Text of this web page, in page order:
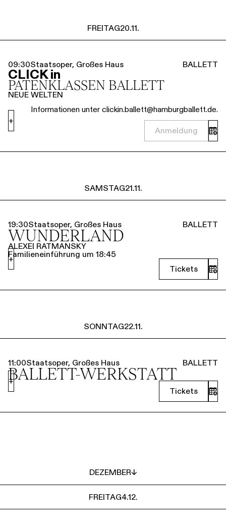
FREITAG20.11.
09:30Staatsoper, Großes Haus BALLETT
CLICK in
PATENKLASSEN BALLETT
NEUE WELTEN
Informationen unter clickin.ballett@hamburgballett.de.
Anmeldung
+
SAMSTAG21.11.
19:30Staatsoper, Großes Haus BALLETT
WUNDERLAND
ALEXEI RATMANSKY
Familieneinführung um 18:45
Tickets
+
SONNTAG22.11.
11:00Staatsoper, Großes Haus BALLETT
BALLETT-WERKSTATT
Tickets
+
DEZEMBER↓
FREITAG4.12.